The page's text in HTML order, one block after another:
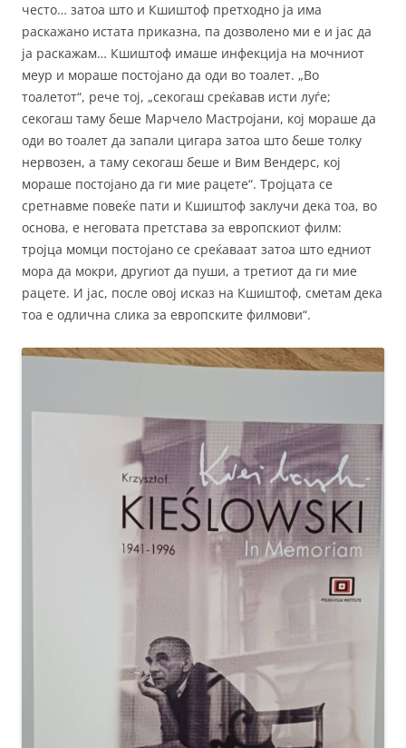
често… затоа што и Кшиштоф претходно ја има
раскажано истата приказна, па дозволено ми е и јас да
ја раскажам… Кшиштоф имаше инфекција на мочниот
меур и мораше постојано да оди во тоалет. „Во
тоалетот“, рече тој, „секогаш среќавав исти луѓе;
секогаш таму беше Марчело Мастројани, кој мораше да
оди во тоалет да запали цигара затоа што беше толку
нервозен, а таму секогаш беше и Вим Вендерс, кој
мораше постојано да ги мие рацете“. Тројцата се
сретнавме повеќе пати и Кшиштоф заклучи дека тоа, во
основа, е неговата претстава за европскиот филм:
тројца момци постојано се среќаваат затоа што едниот
мора да мокри, другиот да пуши, а третиот да ги мие
рацете. И јас, после овој исказ на Кшиштоф, сметам дека
тоа е одлична слика за европските филмови“.